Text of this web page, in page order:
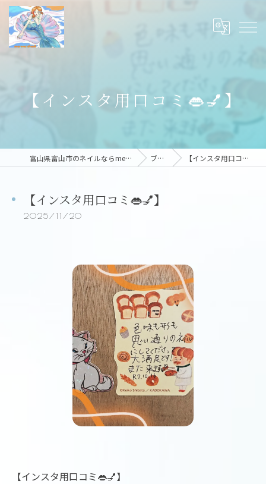
【インスタ用口コミ👄💅】
富山県富山市のネイルならmermaid nail ブログ 【インスタ用口コミ👄💅】
【インスタ用口コミ👄💅】
2025/11/20
【インスタ用口コミ👄💅】